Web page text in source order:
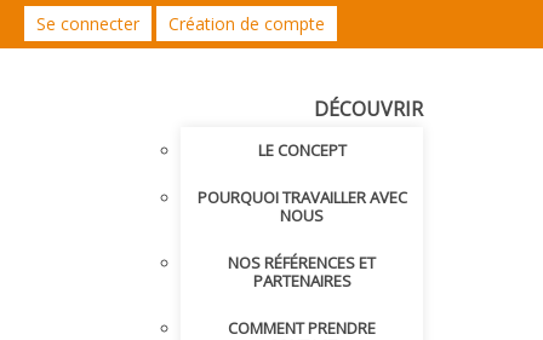
Se connecter Création de compte
DÉCOUVRIR
LE CONCEPT
POURQUOI TRAVAILLER AVEC
NOUS
NOS RÉFÉRENCES ET
PARTENAIRES
COMMENT PRENDRE